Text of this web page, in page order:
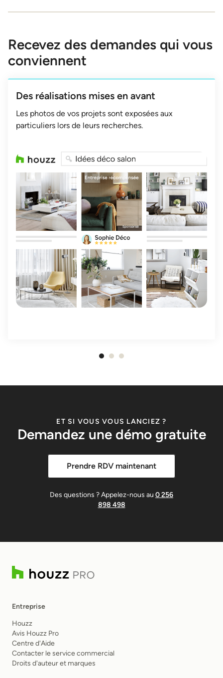
Recevez des demandes qui vous
conviennent
Des réalisations mises en avant
Les photos de vos projets sont exposées aux
particuliers lors de leurs recherches.
3
ET SI VOUS VOUS LANCIEZ ?
Demandez une démo gratuite
Prendre RDV maintenant
Des questions ? Appelez-nous au 0 256
898 498
Entreprise
Houzz
Avis Houzz Pro
Centre d'Aide
Contacter le service commercial
Droits d'auteur et marques